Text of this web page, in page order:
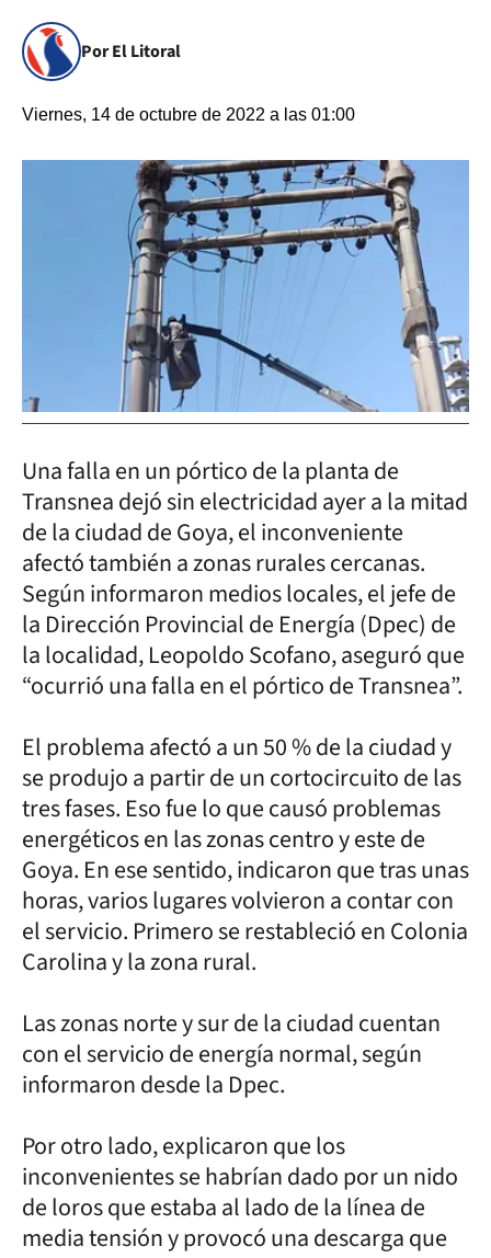
Por El Litoral
Viernes, 14 de octubre de 2022 a las 01:00
Una falla en un pórtico de la planta de
Transnea dejó sin electricidad ayer a la mitad
de la ciudad de Goya, el inconveniente
afectó también a zonas rurales cercanas.
Según informaron medios locales, el jefe de
la Dirección Provincial de Energía (Dpec) de
la localidad, Leopoldo Scofano, aseguró que
“ocurrió una falla en el pórtico de Transnea”.
El problema afectó a un 50 % de la ciudad y
se produjo a partir de un cortocircuito de las
tres fases. Eso fue lo que causó problemas
energéticos en las zonas centro y este de
Goya. En ese sentido, indicaron que tras unas
horas, varios lugares volvieron a contar con
el servicio. Primero se restableció en Colonia
Carolina y la zona rural.
Las zonas norte y sur de la ciudad cuentan
con el servicio de energía normal, según
informaron desde la Dpec.
Por otro lado, explicaron que los
inconvenientes se habrían dado por un nido
de loros que estaba al lado de la línea de
media tensión y provocó una descarga que